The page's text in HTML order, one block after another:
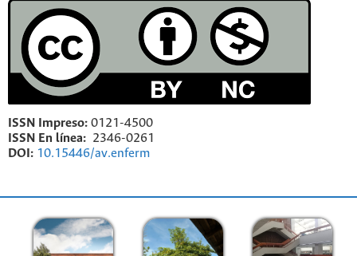
ISSN Impreso: 0121-4500
ISSN En línea: 2346-0261
DOI: 10.15446/av.enferm